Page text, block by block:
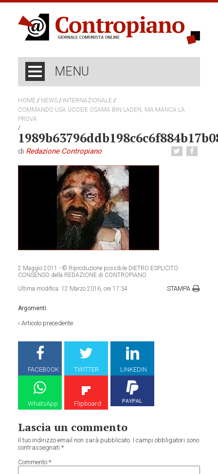
MENU
HOME / NEWS / INTERNAZIONALE /
COMMANDO USA UCCIDE OSAMA BIN LADEN, MA MANCA LA
PROVA
/
di Redazione Contropiano
2 Maggio 2011 - © Riproduzione possibile DIETRO ESPLICITO
CONSENSO della REDAZIONE di CONTROPIANO
Ultima modifica: 12 Marzo 2016, ore 17:34 STAMPA
Argomenti:
‹Articolo precedente
FACEBOOK TWITTER LINKEDIN
WhatsApp Flipboard
Lascia un commento
Il tuo indirizzo email non sarà pubblicato. I campi obbligatori sono
contrassegnati*
Commento*